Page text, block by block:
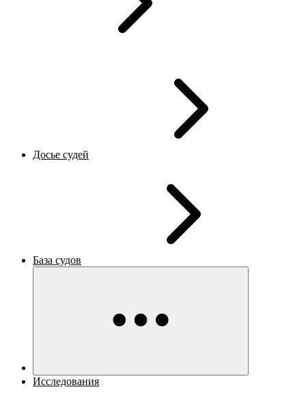
Досье судей
База судов
Исследования